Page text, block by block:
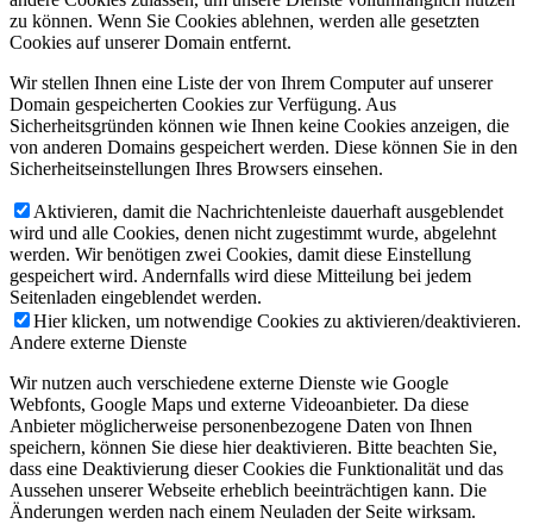
zu können. Wenn Sie Cookies ablehnen, werden alle gesetzten
Cookies auf unserer Domain entfernt.
Wir stellen Ihnen eine Liste der von Ihrem Computer auf unserer
Domain gespeicherten Cookies zur Verfügung. Aus
Sicherheitsgründen können wie Ihnen keine Cookies anzeigen, die
von anderen Domains gespeichert werden. Diese können Sie in den
Sicherheitseinstellungen Ihres Browsers einsehen.
Aktivieren, damit die Nachrichtenleiste dauerhaft ausgeblendet
wird und alle Cookies, denen nicht zugestimmt wurde, abgelehnt
werden. Wir benötigen zwei Cookies, damit diese Einstellung
gespeichert wird. Andernfalls wird diese Mitteilung bei jedem
Seitenladen eingeblendet werden.
Hier klicken, um notwendige Cookies zu aktivieren/deaktivieren.
Andere externe Dienste
Wir nutzen auch verschiedene externe Dienste wie Google
Webfonts, Google Maps und externe Videoanbieter. Da diese
Anbieter möglicherweise personenbezogene Daten von Ihnen
speichern, können Sie diese hier deaktivieren. Bitte beachten Sie,
dass eine Deaktivierung dieser Cookies die Funktionalität und das
Aussehen unserer Webseite erheblich beeinträchtigen kann. Die
Änderungen werden nach einem Neuladen der Seite wirksam.